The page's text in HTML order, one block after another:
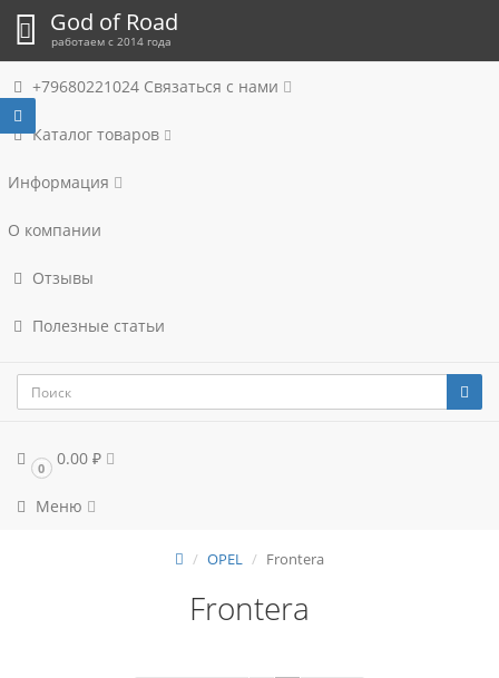
God of Road
работаем с 2014 года
+79680221024 Связаться с нами
Каталог товаров
Информация
О компании
Отзывы
Полезные статьи
0 0.00 ₽
Меню
OPEL Frontera
Frontera